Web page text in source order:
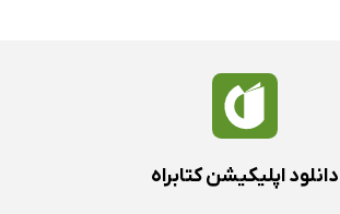
دانلود اپلیکیشن کتابراه